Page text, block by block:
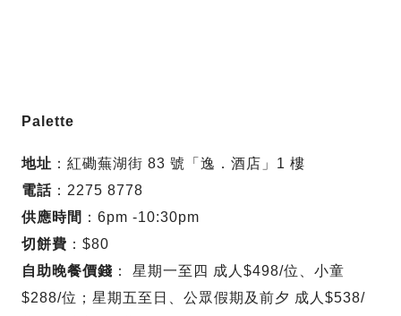
Palette
地址 ：紅磡蕪湖街 83 號「逸．酒店」1 樓
電話 ：2275 8778
供應時間 ：6pm -10:30pm
切餅費 ：$80
自助晚餐價錢 ： 星期一至四 成人$498/位、小童
$288/位；星期五至日、公眾假期及前夕 成人$538/